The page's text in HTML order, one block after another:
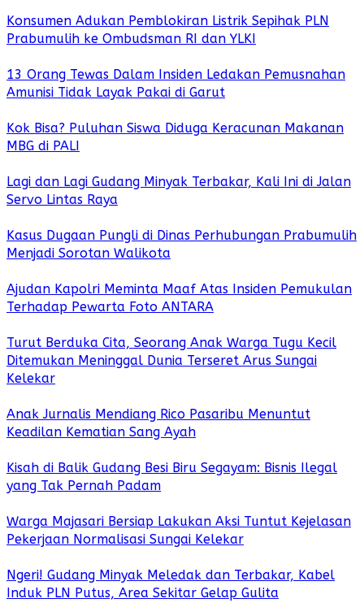
Konsumen Adukan Pemblokiran Listrik Sepihak PLN
Prabumulih ke Ombudsman RI dan YLKI
13 Orang Tewas Dalam Insiden Ledakan Pemusnahan
Amunisi Tidak Layak Pakai di Garut
Kok Bisa? Puluhan Siswa Diduga Keracunan Makanan
MBG di PALI
Lagi dan Lagi Gudang Minyak Terbakar, Kali Ini di Jalan
Servo Lintas Raya
Kasus Dugaan Pungli di Dinas Perhubungan Prabumulih
Menjadi Sorotan Walikota
Ajudan Kapolri Meminta Maaf Atas Insiden Pemukulan
Terhadap Pewarta Foto ANTARA
Turut Berduka Cita, Seorang Anak Warga Tugu Kecil
Ditemukan Meninggal Dunia Terseret Arus Sungai
Kelekar
Anak Jurnalis Mendiang Rico Pasaribu Menuntut
Keadilan Kematian Sang Ayah
Kisah di Balik Gudang Besi Biru Segayam: Bisnis Ilegal
yang Tak Pernah Padam
Warga Majasari Bersiap Lakukan Aksi Tuntut Kejelasan
Pekerjaan Normalisasi Sungai Kelekar
Ngeri! Gudang Minyak Meledak dan Terbakar, Kabel
Induk PLN Putus, Area Sekitar Gelap Gulita